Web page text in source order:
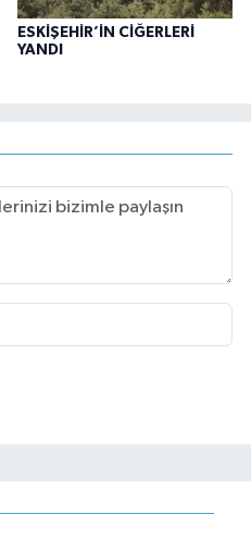
ESKİŞEHİR’İN CİĞERLERİ
YANDI